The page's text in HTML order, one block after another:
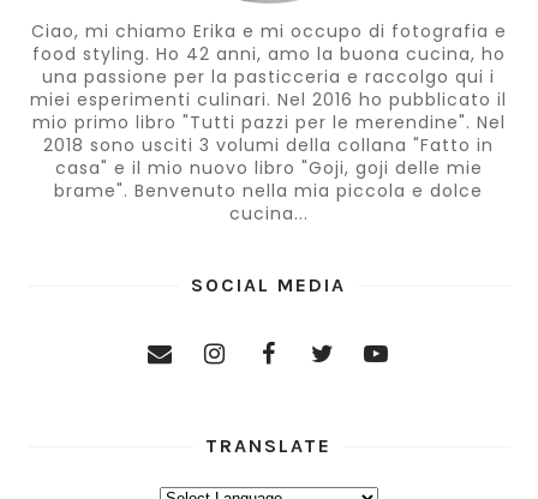
Ciao, mi chiamo Erika e mi occupo di fotografia e
food styling. Ho 42 anni, amo la buona cucina, ho
una passione per la pasticceria e raccolgo qui i
miei esperimenti culinari. Nel 2016 ho pubblicato il
mio primo libro "Tutti pazzi per le merendine". Nel
2018 sono usciti 3 volumi della collana "Fatto in
casa" e il mio nuovo libro "Goji, goji delle mie
brame". Benvenuto nella mia piccola e dolce
cucina...
SOCIAL MEDIA
TRANSLATE